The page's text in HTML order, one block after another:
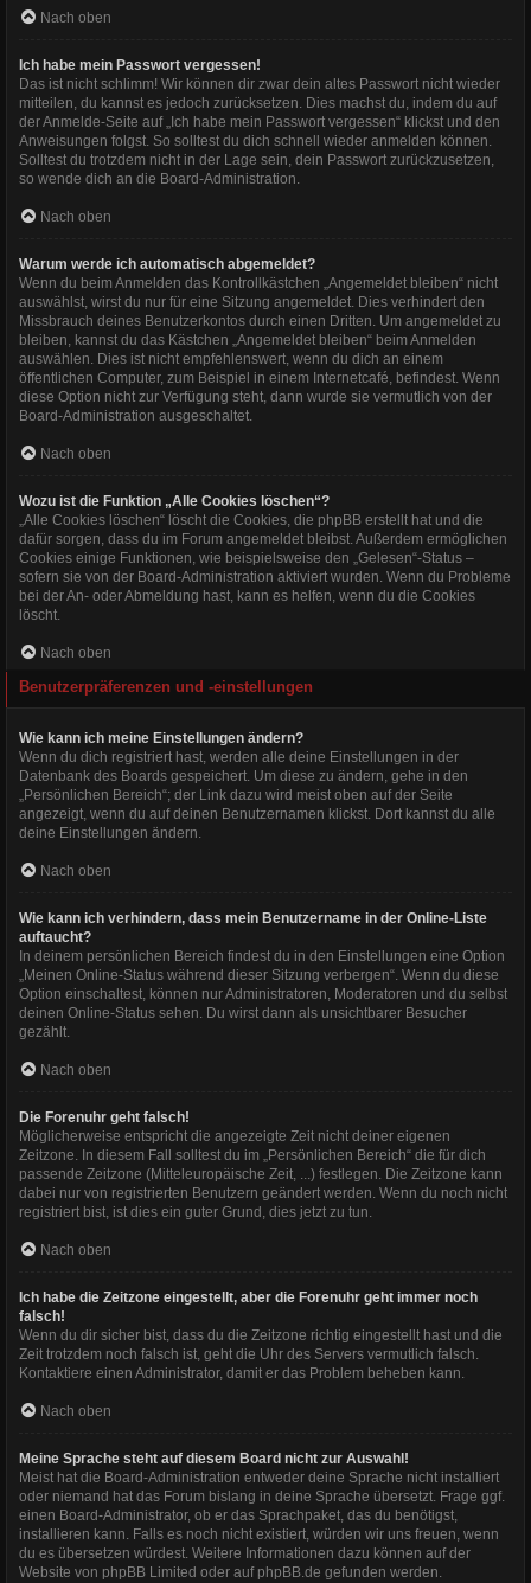
Nach oben
Ich habe mein Passwort vergessen!
Das ist nicht schlimm! Wir können dir zwar dein altes Passwort nicht wieder
mitteilen, du kannst es jedoch zurücksetzen. Dies machst du, indem du auf
der Anmelde-Seite auf „Ich habe mein Passwort vergessen“ klickst und den
Anweisungen folgst. So solltest du dich schnell wieder anmelden können.
Solltest du trotzdem nicht in der Lage sein, dein Passwort zurückzusetzen,
so wende dich an die Board-Administration.
Nach oben
Warum werde ich automatisch abgemeldet?
Wenn du beim Anmelden das Kontrollkästchen „Angemeldet bleiben“ nicht
auswählst, wirst du nur für eine Sitzung angemeldet. Dies verhindert den
Missbrauch deines Benutzerkontos durch einen Dritten. Um angemeldet zu
bleiben, kannst du das Kästchen „Angemeldet bleiben“ beim Anmelden
auswählen. Dies ist nicht empfehlenswert, wenn du dich an einem
öffentlichen Computer, zum Beispiel in einem Internetcafé, befindest. Wenn
diese Option nicht zur Verfügung steht, dann wurde sie vermutlich von der
Board-Administration ausgeschaltet.
Nach oben
Wozu ist die Funktion „Alle Cookies löschen“?
„Alle Cookies löschen“ löscht die Cookies, die phpBB erstellt hat und die
dafür sorgen, dass du im Forum angemeldet bleibst. Außerdem ermöglichen
Cookies einige Funktionen, wie beispielsweise den „Gelesen“-Status –
sofern sie von der Board-Administration aktiviert wurden. Wenn du Probleme
bei der An- oder Abmeldung hast, kann es helfen, wenn du die Cookies
löscht.
Nach oben
Benutzerpräferenzen und -einstellungen
Wie kann ich meine Einstellungen ändern?
Wenn du dich registriert hast, werden alle deine Einstellungen in der
Datenbank des Boards gespeichert. Um diese zu ändern, gehe in den
„Persönlichen Bereich“; der Link dazu wird meist oben auf der Seite
angezeigt, wenn du auf deinen Benutzernamen klickst. Dort kannst du alle
deine Einstellungen ändern.
Nach oben
Wie kann ich verhindern, dass mein Benutzername in der Online-Liste
auftaucht?
In deinem persönlichen Bereich findest du in den Einstellungen eine Option
„Meinen Online-Status während dieser Sitzung verbergen“. Wenn du diese
Option einschaltest, können nur Administratoren, Moderatoren und du selbst
deinen Online-Status sehen. Du wirst dann als unsichtbarer Besucher
gezählt.
Nach oben
Die Forenuhr geht falsch!
Möglicherweise entspricht die angezeigte Zeit nicht deiner eigenen
Zeitzone. In diesem Fall solltest du im „Persönlichen Bereich“ die für dich
passende Zeitzone (Mitteleuropäische Zeit, ...) festlegen. Die Zeitzone kann
dabei nur von registrierten Benutzern geändert werden. Wenn du noch nicht
registriert bist, ist dies ein guter Grund, dies jetzt zu tun.
Nach oben
Ich habe die Zeitzone eingestellt, aber die Forenuhr geht immer noch
falsch!
Wenn du dir sicher bist, dass du die Zeitzone richtig eingestellt hast und die
Zeit trotzdem noch falsch ist, geht die Uhr des Servers vermutlich falsch.
Kontaktiere einen Administrator, damit er das Problem beheben kann.
Nach oben
Meine Sprache steht auf diesem Board nicht zur Auswahl!
Meist hat die Board-Administration entweder deine Sprache nicht installiert
oder niemand hat das Forum bislang in deine Sprache übersetzt. Frage ggf.
einen Board-Administrator, ob er das Sprachpaket, das du benötigst,
installieren kann. Falls es noch nicht existiert, würden wir uns freuen, wenn
du es übersetzen würdest. Weitere Informationen dazu können auf der
Website von phpBB Limited oder auf phpBB.de gefunden werden.